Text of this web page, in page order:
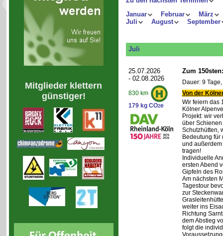
Mitglieder klettern
günstiger!
Januar
Februar
März
Juli
August September
Juli
25.07.2026
- 02.08.2026
830 km
179 kg CO2e
Zum
Dauer: 9
Von der
Wir feiern das
Kölner
Projekt: wir
über
Schutzhütten,
Bedeutung
und
tragen!
Individuelle
ersten Abend
Gipfeln des
Am nächsten
Tagestour
zur
weiter ins
Richtung
dem Abstieg
folgt die